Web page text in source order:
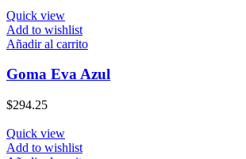
Quick view
Add to wishlist
Añadir al carrito
Goma Eva Azul
$294.25
Quick view
Add to wishlist